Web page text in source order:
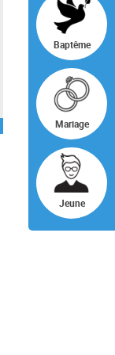
Baptême
Mariage
Jeune